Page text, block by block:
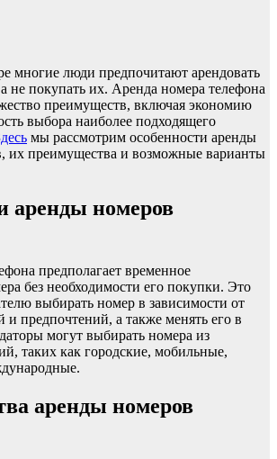
многие люди предпочитают арендовать
не покупать их. Аренда номера телефона
преимуществ, включая экономию
выбора наиболее подходящего
мы рассмотрим особенности аренды
их преимущества и возможные варианты
аренды номеров
предполагает временное
без необходимости его покупки. Это
выбирать номер в зависимости от
и предпочтений, а также менять его в
могут выбирать номера из
таких как городские, мобильные,
аренды номеров